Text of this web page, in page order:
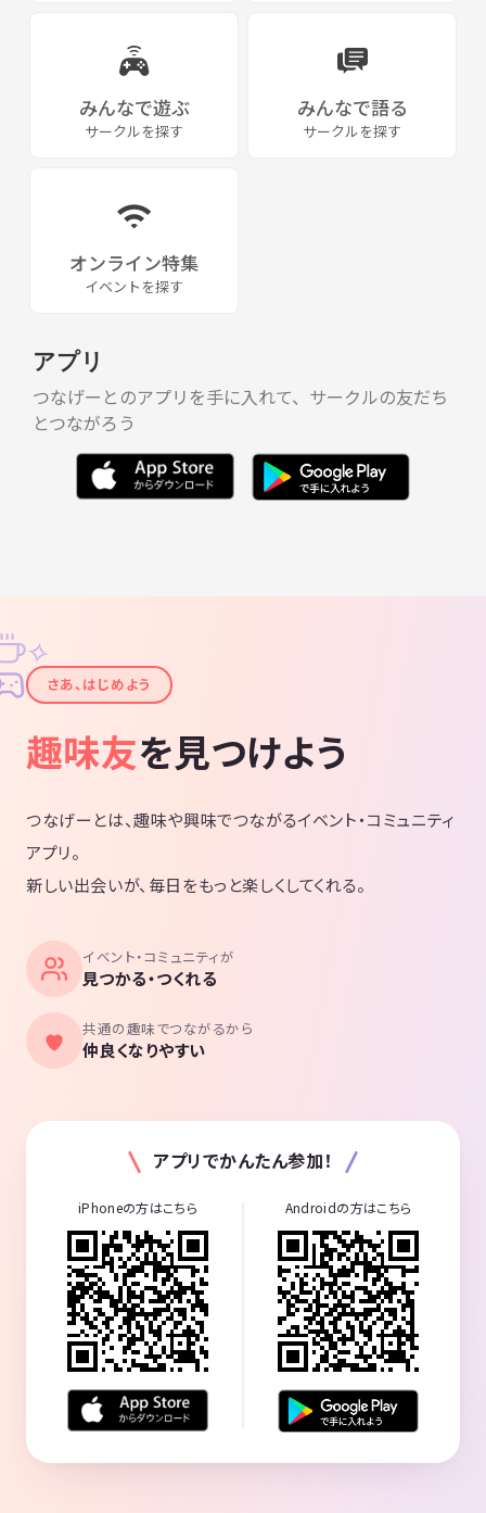
みんなで遊ぶ
サークルを探す
みんなで語る
サークルを探す
オンライン特集
イベントを探す
アプリ
つなげーとのアプリを手に入れて、サークルの友だち
とつながろう
✦
✧
さあ、はじめよう
趣味友を見つけよう
つなげーとは、趣味や興味でつながるイベント・コミュニティ
アプリ。
新しい出会いが、毎日をもっと楽しくしてくれる。
イベント・コミュニティが
見つかる・つくれる
共通の趣味でつながるから
仲良くなりやすい
アプリでかんたん参加！
iPhoneの方はこちら Androidの方はこちら